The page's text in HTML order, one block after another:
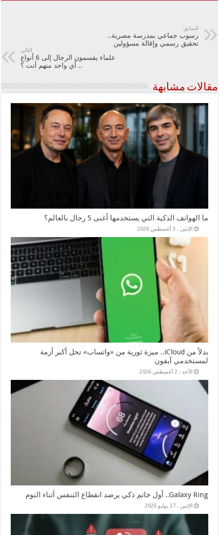
السابق
رسوب جماعي بمدرسة مصرية..
تحقيق رسمي وإقالة مسؤولين
التالي
علماء يقسمون الرجال إلى 6 أنواع
.. أي واحد منهم أنت ؟
مقالات مشابهة
ما الهواتف الذكية التي يستخدمها أغنى 5 رجال بالعالم؟
الإثنين , 3 أغسطس 2026
بدلاً من iCloud.. ميزة ثورية من «واتساب» تحل أكبر أزمة
لمستخدمي آيفون
الأحد , 2 أغسطس 2026
Galaxy Ring.. أول خاتم ذكي يرصد انقطاع التنفس أثناء النوم
الإثنين , 27 يوليو 2026